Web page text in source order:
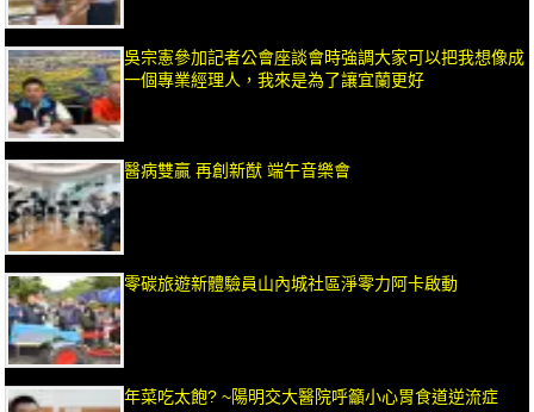
吳宗憲參加記者公會座談會時強調大家可以把我想像成
一個專業經理人，我來是為了讓宜蘭更好
醫病雙贏 再創新猷 端午音樂會
零碳旅遊新體驗員山內城社區淨零力阿卡啟動
年菜吃太飽? ~陽明交大醫院呼籲小心胃食道逆流症